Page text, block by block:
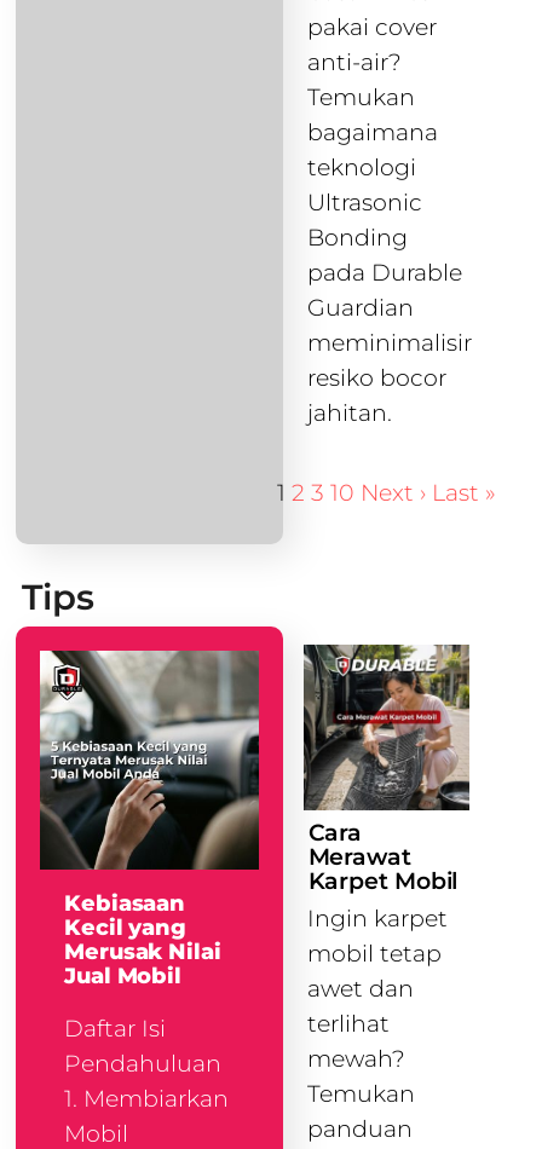
pakai cover
anti-air?
Temukan
bagaimana
teknologi
Ultrasonic
Bonding
pada Durable
Guardian
meminimalisir
resiko bocor
jahitan.
1 2 3 10 Next › Last »
Tips
Kebiasaan
Kecil yang
Merusak Nilai
Jual Mobil
Daftar Isi
Pendahuluan
1. Membiarkan
Mobil
Cara
Merawat
Karpet Mobil
Ingin karpet
mobil tetap
awet dan
terlihat
mewah?
Temukan
panduan